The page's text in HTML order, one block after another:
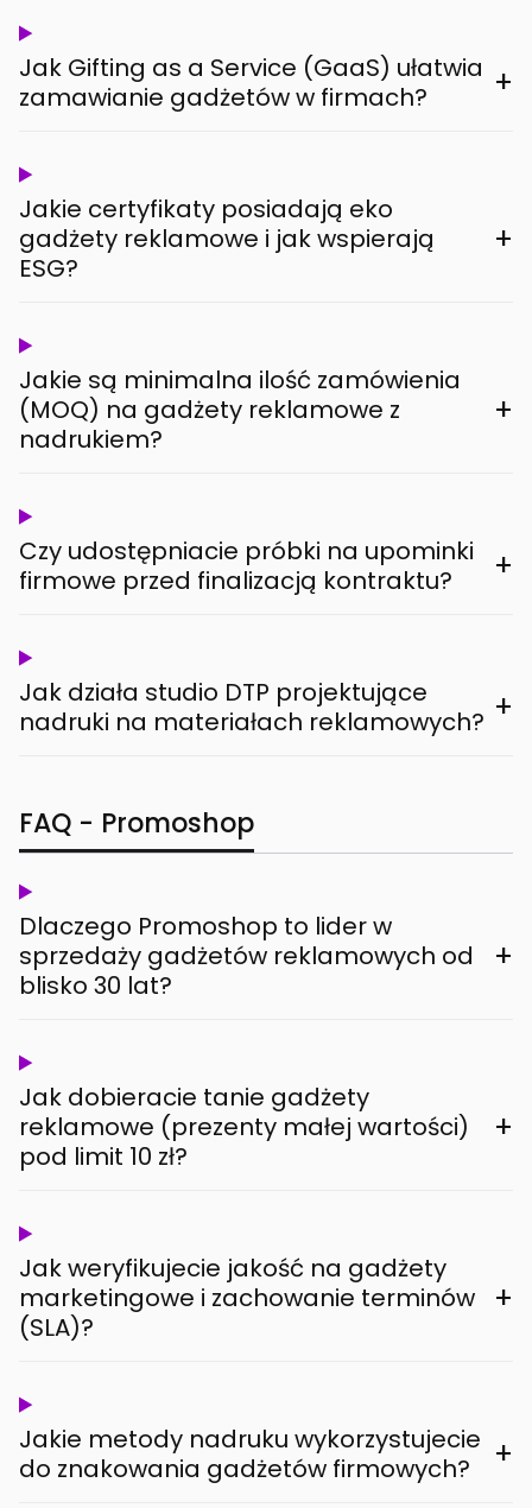
Jak Gifting as a Service (GaaS) ułatwia
zamawianie gadżetów w firmach?
+
Jakie certyfikaty posiadają eko
gadżety reklamowe i jak wspierają
ESG?
+
Jakie są minimalna ilość zamówienia
(MOQ) na gadżety reklamowe z
nadrukiem?
+
Czy udostępniacie próbki na upominki
firmowe przed finalizacją kontraktu?
+
Jak działa studio DTP projektujące
nadruki na materiałach reklamowych? +
FAQ - Promoshop
Dlaczego Promoshop to lider w
sprzedaży gadżetów reklamowych od
blisko 30 lat?
+
Jak dobieracie tanie gadżety
reklamowe (prezenty małej wartości)
pod limit 10 zł?
+
Jak weryfikujecie jakość na gadżety
marketingowe i zachowanie terminów
(SLA)?
+
Jakie metody nadruku wykorzystujecie
do znakowania gadżetów firmowych?
+